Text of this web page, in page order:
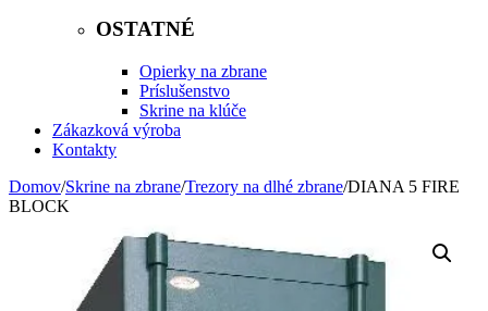
OSTATNÉ
Opierky na zbrane
Príslušenstvo
Skrine na klúče
Zákazková výroba
Kontakty
Domov/Skrine na zbrane/Trezory na dlhé zbrane/DIANA 5 FIRE
BLOCK